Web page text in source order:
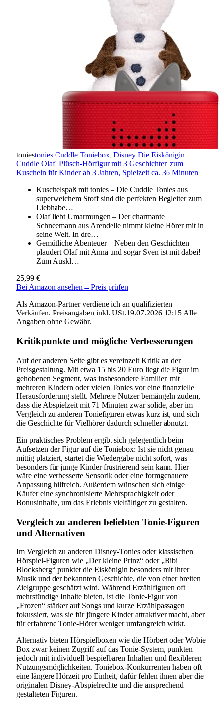
toniestonies Cuddle Toniebox, Disney Die Eiskönigin –
Cuddle Olaf, Plüsch-Hörfigur mit 3 Geschichten zum
Kuscheln für Kinder ab 3 Jahren, Spielzeit ca. 36 Minuten
Kuschelspaß mit tonies – Die Cuddle Tonies aus
superweichem Stoff sind die perfekten Begleiter zum
Liebhabe…
Olaf liebt Umarmungen – Der charmante
Schneemann aus Arendelle nimmt kleine Hörer mit in
seine Welt. In dre…
Gemütliche Abenteuer – Neben den Geschichten
plaudert Olaf mit Anna und sogar Sven ist mit dabei!
Zum Auskl…
25,99 €
Bei Amazon ansehen→Preis prüfen
Als Amazon-Partner verdiene ich an qualifizierten
Verkäufen. Preisangaben inkl. USt.19.07.2026 12:15 Alle
Angaben ohne Gewähr.
Kritikpunkte und mögliche Verbesserungen
Auf der anderen Seite gibt es vereinzelt Kritik an der
Preisgestaltung. Mit etwa 15 bis 20 Euro liegt die Figur im
gehobenen Segment, was insbesondere Familien mit
mehreren Kindern oder vielen Tonies vor eine finanzielle
Herausforderung stellt. Mehrere Nutzer bemängeln zudem,
dass die Abspielzeit mit 71 Minuten zwar solide, aber im
Vergleich zu anderen Toniefiguren etwas kurz ist, und sich
die Geschichte für Vielhörer dadurch schneller abnutzt.
Ein praktisches Problem ergibt sich gelegentlich beim
Aufsetzen der Figur auf die Toniebox: Ist sie nicht genau
mittig platziert, startet die Wiedergabe nicht sofort, was
besonders für junge Kinder frustrierend sein kann. Hier
wäre eine verbesserte Sensorik oder eine formgenauere
Anpassung hilfreich. Außerdem wünschen sich einige
Käufer eine synchronisierte Mehrsprachigkeit oder
Bonusinhalte, um das Erlebnis vielfältiger zu gestalten.
Vergleich zu anderen beliebten Tonie-Figuren
und Alternativen
Im Vergleich zu anderen Disney-Tonies oder klassischen
Hörspiel-Figuren wie „Der kleine Prinz“ oder „Bibi
Blocksberg“ punktet die Eiskönigin besonders mit ihrer
Musik und der bekannten Geschichte, die von einer breiten
Zielgruppe geschätzt wird. Während Erzählfiguren oft
mehrstündige Inhalte bieten, ist die Tonie-Figur von
„Frozen“ stärker auf Songs und kurze Erzählpassagen
fokussiert, was sie für jüngere Kinder attraktiver macht, aber
für erfahrene Tonie-Hörer weniger umfangreich wirkt.
Alternativ bieten Hörspielboxen wie die Hörbert oder Wobie
Box zwar keinen Zugriff auf das Tonie-System, punkten
jedoch mit individuell bespielbaren Inhalten und flexibleren
Nutzungsmöglichkeiten. Toniebox-Konkurrenten haben oft
eine längere Hörzeit pro Einheit, dafür fehlen ihnen aber die
originalen Disney-Abspielrechte und die ansprechend
gestalteten Figuren.